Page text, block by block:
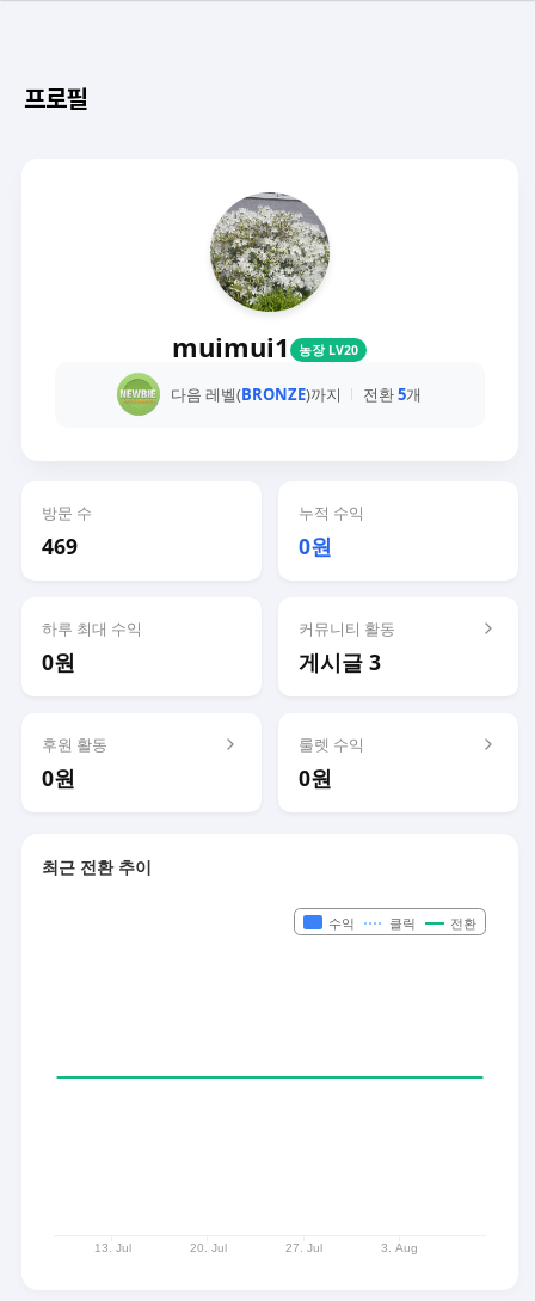
프로필
muimui1 농장 LV20
다음 레벨(BRONZE)까지 전환5개
방문 수
469
누적 수익
0원
하루 최대 수익
0원
커뮤니티 활동
게시글 3
후원 활동
0원
룰렛 수익
0원
최근 전환 추이